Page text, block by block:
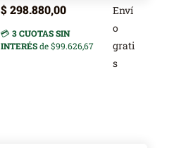
$298.880,00
💳 3 CUOTAS SIN
INTERÉSde $99.626,67
Enví
o
grati
s